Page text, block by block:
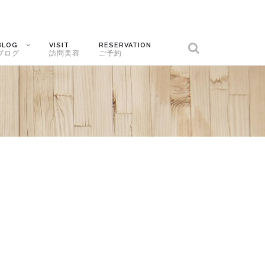
ログ
VISIT
訪問美容
RESERVATION
ご予約